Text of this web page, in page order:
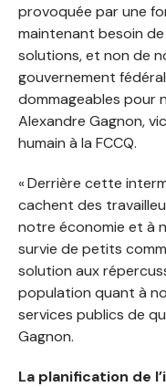
provoquée par une
maintenant besoin
solutions, et non de
gouvernement
dommageables pour
Alexandre Gagnon,
humain à la FCCQ.
« Derrière cette
cachent des
notre économie et à
survie de petits
solution aux
population quant à
services publics de
Gagnon.
La planification de